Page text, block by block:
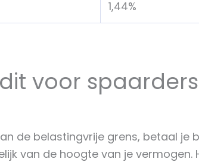
1,44%
voor
de belastingvrije grens, betaal
van de hoogte van je